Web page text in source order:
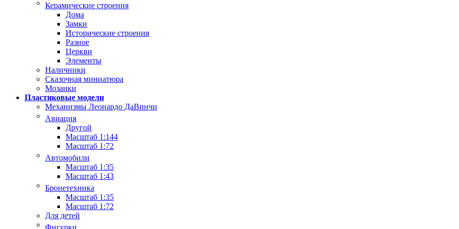
Керамические строения
Дома
Замки
Исторические строения
Разное
Церкви
Элементы
Наличники
Сказочная миниатюра
Мозаики
Пластиковые модели
Механизмы Леонардо ДаВинчи
Авиация
Другой
Масштаб 1:144
Масштаб 1:72
Автомобили
Масштаб 1:35
Масштаб 1:43
Бронетехника
Масштаб 1:35
Масштаб 1:72
Для детей
Фигурки